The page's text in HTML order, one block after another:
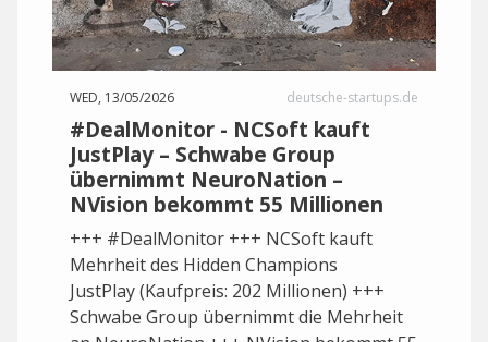
WED, 13/05/2026 deutsche-startups.de
#DealMonitor - NCSoft kauft
JustPlay – Schwabe Group
übernimmt NeuroNation –
NVision bekommt 55 Millionen
+++ #DealMonitor +++ NCSoft kauft
Mehrheit des Hidden Champions
JustPlay (Kaufpreis: 202 Millionen) +++
Schwabe Group übernimmt die Mehrheit